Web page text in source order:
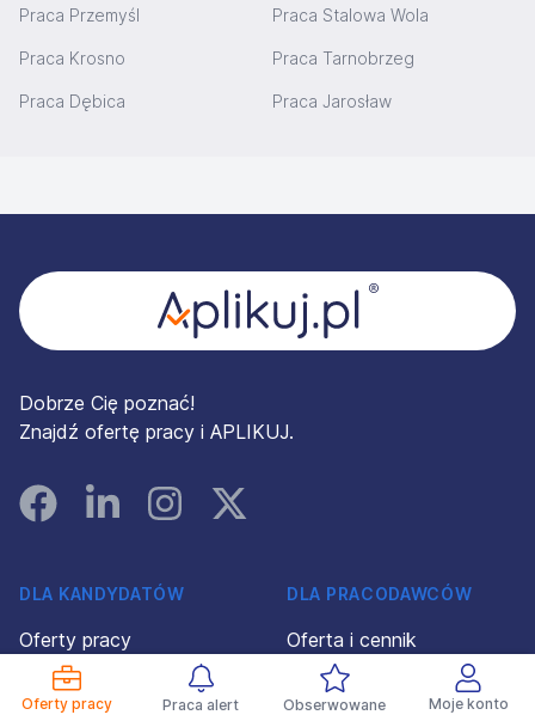
Oferty pracy Praca alert Obserwowane Moje konto
Praca Przemyśl Praca Stalowa Wola
Praca Krosno Praca Tarnobrzeg
Praca Dębica Praca Jarosław
Dobrze Cię poznać!
Znajdź ofertę pracy i APLIKUJ.
FacebookLinked InInstagramInstagram
DLA KANDYDATÓW
Oferty pracy
Pracodawcy
DLA PRACODAWCÓW
Oferta i cennik
Profil Pracodawcy 360°